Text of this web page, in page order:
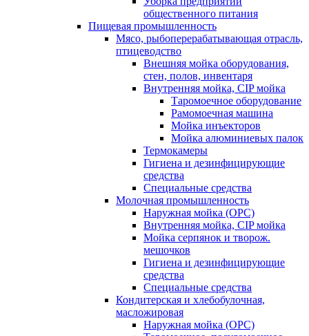
общественного питания
Пищевая промышленность
Мясо, рыбоперерабатывающая отрасль,
птицеводство
Внешняя мойка оборудования,
стен, полов, инвентаря
Внутренняя мойка, CIP мойка
Таромоечное оборудование
Рамомоечная машина
Мойка инъекторов
Мойка алюминиевых палок
Термокамеры
Гигиена и дезинфицирующие
средства
Специальные средства
Молочная промышленность
Наружная мойка (ОРС)
Внутренняя мойка, CIP мойка
Мойка серпянок и творож.
мешочков
Гигиена и дезинфицирующие
средства
Специальные средства
Кондитерская и хлебобулочная,
масложировая
Наружная мойка (ОРС)